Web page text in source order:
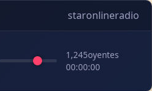
staronlineradio
1,245oyentes
00:00:00